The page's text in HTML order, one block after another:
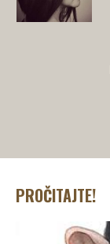
PROČITAJTE!